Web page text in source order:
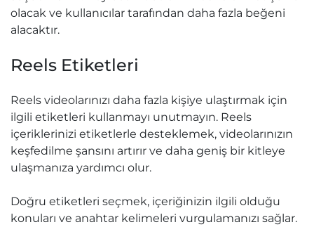
olacak ve kullanıcılar tarafından daha fazla beğeni
alacaktır.
Reels Etiketleri
Reels videolarınızı daha fazla kişiye ulaştırmak için
ilgili etiketleri kullanmayı unutmayın. Reels
içeriklerinizi etiketlerle desteklemek, videolarınızın
keşfedilme şansını artırır ve daha geniş bir kitleye
ulaşmanıza yardımcı olur.
Doğru etiketleri seçmek, içeriğinizin ilgili olduğu
konuları ve anahtar kelimeleri vurgulamanızı sağlar.